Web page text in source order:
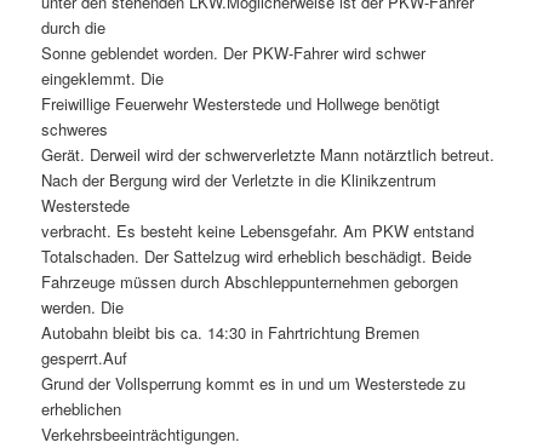
durch die
Sonne geblendet worden. Der PKW-Fahrer wird schwer
eingeklemmt. Die
Freiwillige Feuerwehr Westerstede und Hollwege benötigt
schweres
Gerät. Derweil wird der schwerverletzte Mann notärztlich betreut.
Nach der Bergung wird der Verletzte in die Klinikzentrum
Westerstede
verbracht. Es besteht keine Lebensgefahr. Am PKW entstand
Totalschaden. Der Sattelzug wird erheblich beschädigt. Beide
Fahrzeuge müssen durch Abschleppunternehmen geborgen
werden. Die
Autobahn bleibt bis ca. 14:30 in Fahrtrichtung Bremen
gesperrt.Auf
Grund der Vollsperrung kommt es in und um Westerstede zu
erheblichen
Verkehrsbeeinträchtigungen.